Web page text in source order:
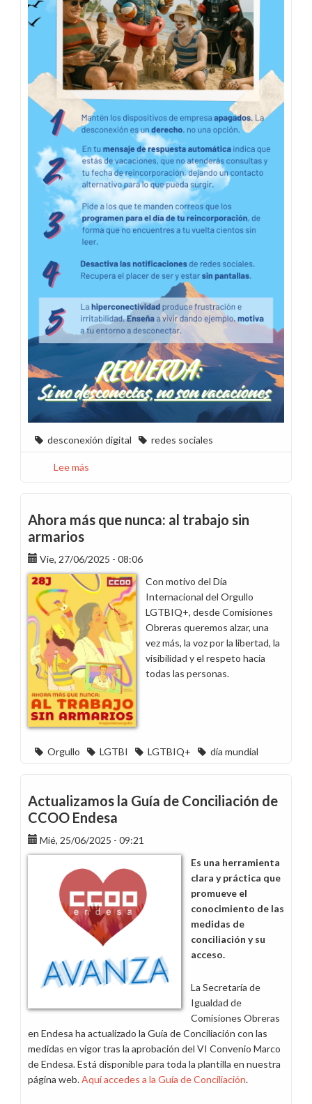
desconexión digital redes sociales
Lee más
no
no
son
vacaciones
Ahora más que nunca: al trabajo sin
armarios
Vie, 27/06/2025 - 08:06
Con motivo del Día
Internacional del Orgullo
LGTBIQ+, desde Comisiones
Obreras queremos alzar, una
vez más, la voz por la libertad, la
visibilidad y el respeto hacia
todas las personas.
Orgullo LGTBI LGTBIQ+ día mundial
Actualizamos la Guía de Conciliación de
CCOO Endesa
Mié, 25/06/2025 - 09:21
Es una herramienta
clara y práctica que
promueve el
conocimiento de las
medidas de
conciliación y su
acceso.
La Secretaría de
Igualdad de
Comisiones Obreras
en Endesa ha actualizado la Guía de Conciliación con las
medidas en vigor tras la aprobación del VI Convenio Marco
de Endesa. Está disponible para toda la plantilla en nuestra
página web.Aquí accedes a la Guía de Conciliación.